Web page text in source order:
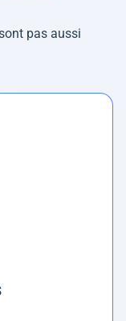
pas aussi